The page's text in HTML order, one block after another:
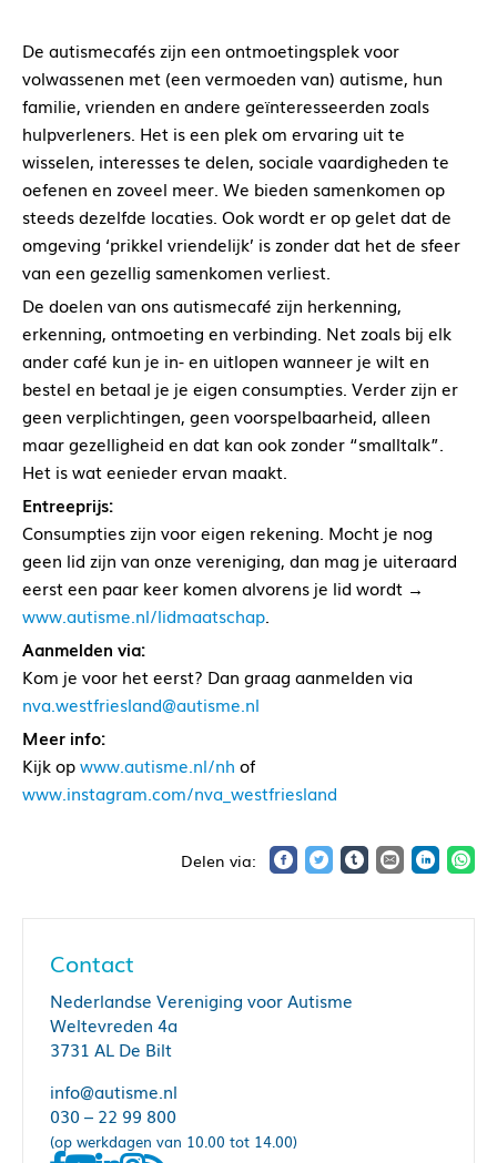
De autismecafés zijn een ontmoetingsplek voor
volwassenen met (een vermoeden van) autisme, hun
familie, vrienden en andere geïnteresseerden zoals
hulpverleners. Het is een plek om ervaring uit te
wisselen, interesses te delen, sociale vaardigheden te
oefenen en zoveel meer. We bieden samenkomen op
steeds dezelfde locaties. Ook wordt er op gelet dat de
omgeving ‘prikkel vriendelijk’ is zonder dat het de sfeer
van een gezellig samenkomen verliest.
De doelen van ons autismecafé zijn herkenning,
erkenning, ontmoeting en verbinding. Net zoals bij elk
ander café kun je in- en uitlopen wanneer je wilt en
bestel en betaal je je eigen consumpties. Verder zijn er
geen verplichtingen, geen voorspelbaarheid, alleen
maar gezelligheid en dat kan ook zonder “smalltalk”.
Het is wat eenieder ervan maakt.
Entreeprijs:
Consumpties zijn voor eigen rekening. Mocht je nog
geen lid zijn van onze vereniging, dan mag je uiteraard
eerst een paar keer komen alvorens je lid wordt →
www.autisme.nl/lidmaatschap.
Aanmelden via:
Kom je voor het eerst? Dan graag aanmelden via
nva.westfriesland@autisme.nl
Meer info:
Kijk opwww.autisme.nl/nh of
www.instagram.com/nva_westfriesland
Contact
Nederlandse Vereniging voor Autisme
Weltevreden 4a
3731 AL De Bilt
info@autisme.nl
030 – 22 99 800
(op werkdagen van 10.00 tot 14.00)